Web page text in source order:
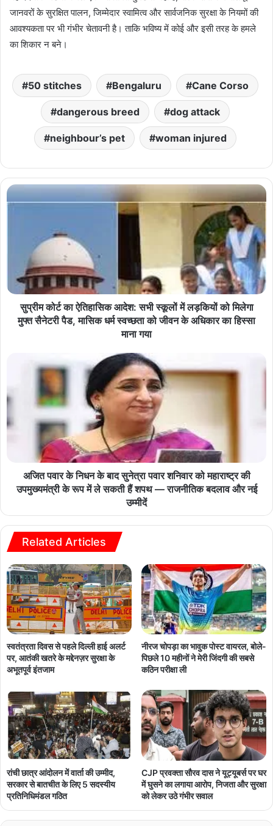
जानवरों के सुरक्षित पालन, जिम्मेदार स्वामित्व और सार्वजनिक सुरक्षा के नियमों की
आवश्यकता पर भी गंभीर चेतावनी है। ताकि भविष्य में कोई और इसी तरह के हमले
का शिकार न बने।
50 stitches Bengaluru Cane Corso
dangerous breed dog attack
neighbour’s pet woman injured
सुप्रीम कोर्ट का ऐतिहासिक आदेश: सभी स्कूलों में लड़कियों को मिलेगा
मुफ्त सैनेटरी पैड, मासिक धर्म स्वच्छता को जीवन के अधिकार का हिस्सा
माना गया
अजित पवार के निधन के बाद सुनेत्रा पवार शनिवार को महाराष्ट्र की
उपमुख्यमंत्री के रूप में ले सकती हैं शपथ — राजनीतिक बदलाव और नई
उम्मीदें
Related Articles
स्वतंत्रता दिवस से पहले दिल्ली हाई अलर्ट
पर, आतंकी खतरे के मद्देनज़र सुरक्षा के
अभूतपूर्व इंतजाम
नीरज चोपड़ा का भावुक पोस्ट वायरल, बोले-
पिछले 10 महीनों ने मेरी जिंदगी की सबसे
कठिन परीक्षा ली
रांची छात्र आंदोलन में वार्ता की उम्मीद,
सरकार से बातचीत के लिए 5 सदस्यीय
प्रतिनिधिमंडल गठित
CJP प्रवक्ता सौरव दास ने यूट्यूबर्स पर घर
में घुसने का लगाया आरोप, निजता और सुरक्षा
को लेकर उठे गंभीर सवाल